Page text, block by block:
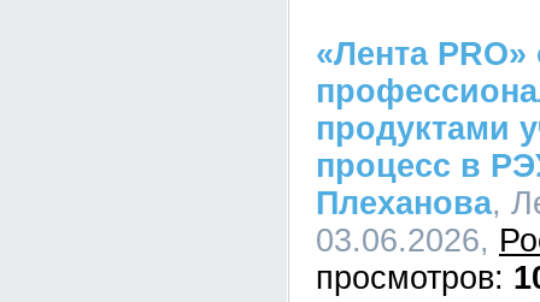
«Лента
продуктами
процесс в
Плеханова,
03.06.2026,